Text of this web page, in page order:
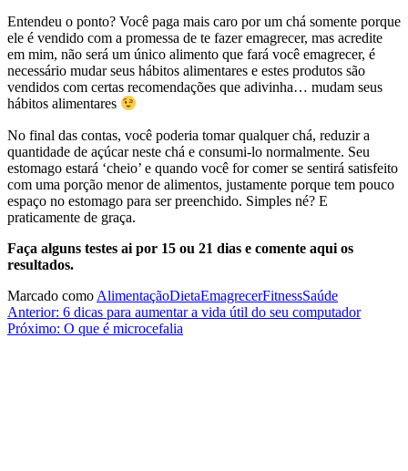
Entendeu o ponto? Você paga mais caro por um chá somente porque
ele é vendido com a promessa de te fazer emagrecer, mas acredite
em mim, não será um único alimento que fará você emagrecer, é
necessário mudar seus hábitos alimentares e estes produtos são
vendidos com certas recomendações que adivinha… mudam seus
hábitos alimentares
No final das contas, você poderia tomar qualquer chá, reduzir a
quantidade de açúcar neste chá e consumi-lo normalmente. Seu
estomago estará ‘cheio’ e quando você for comer se sentirá satisfeito
com uma porção menor de alimentos, justamente porque tem pouco
espaço no estomago para ser preenchido. Simples né? E
praticamente de graça.
Faça alguns testes ai por 15 ou 21 dias e comente aqui os
resultados.
Marcado como AlimentaçãoDietaEmagrecerFitnessSaúde
Navegação
de
Anterior: 6 dicas para aumentar a vida útil do seu computador
Próximo: O que é microcefalia